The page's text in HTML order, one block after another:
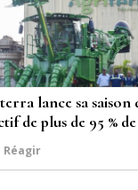
lance sa saison
de plus de 95 %
Réagir